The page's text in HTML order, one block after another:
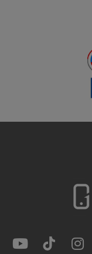
Špičkový
AirPods poskytujú
a presnými
spárovanie s